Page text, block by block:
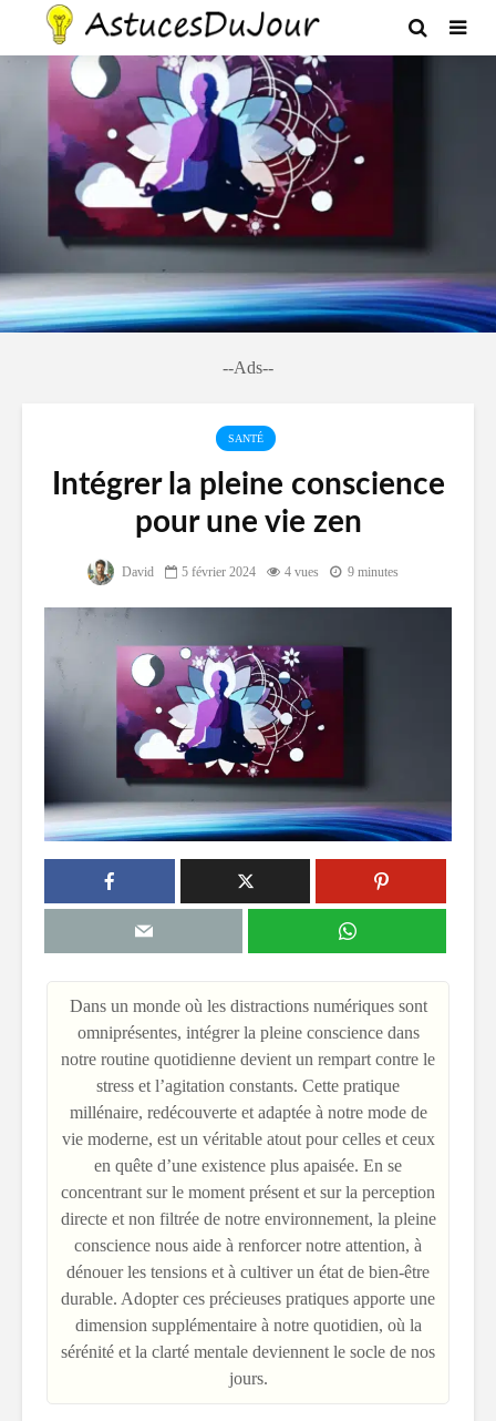
--Ads--
SANTÉ
Intégrer la pleine conscience
pour une vie zen
David 5 février 2024 4 vues 9 minutes
Dans un monde où les distractions numériques sont
omniprésentes, intégrer la pleine conscience dans
notre routine quotidienne devient un rempart contre le
stress et l’agitation constants. Cette pratique
millénaire, redécouverte et adaptée à notre mode de
vie moderne, est un véritable atout pour celles et ceux
en quête d’une existence plus apaisée. En se
concentrant sur le moment présent et sur la perception
directe et non filtrée de notre environnement, la pleine
conscience nous aide à renforcer notre attention, à
dénouer les tensions et à cultiver un état de bien-être
durable. Adopter ces précieuses pratiques apporte une
dimension supplémentaire à notre quotidien, où la
sérénité et la clarté mentale deviennent le socle de nos
jours.